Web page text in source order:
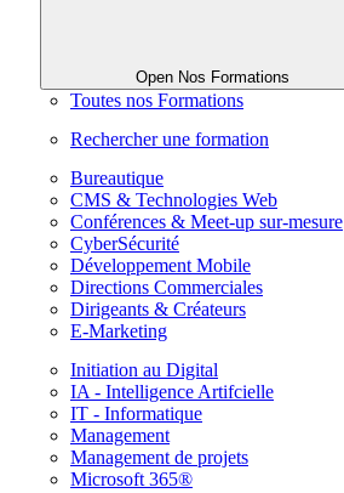
Open Nos Formations
Toutes nos Formations
Rechercher une formation
Bureautique
CMS & Technologies Web
Conférences & Meet-up sur-mesure
CyberSécurité
Développement Mobile
Directions Commerciales
Dirigeants & Créateurs
E-Marketing
Initiation au Digital
IA - Intelligence Artifcielle
IT - Informatique
Management
Management de projets
Microsoft 365®